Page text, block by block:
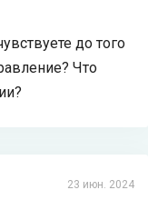
до того
Что
23 июн. 2024